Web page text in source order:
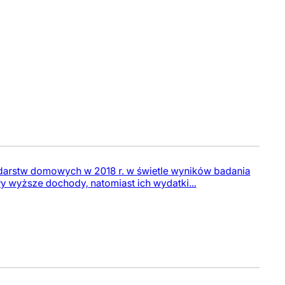
domowych w 2018 r. w świetle wyników badania
wyższe dochody, natomiast ich wydatki...